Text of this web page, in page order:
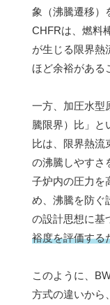
象（沸騰遷移）
CHFRは、燃料
が生じる限界熱
ほど余裕がある
一方、加圧水型
騰限界）比」と
比は、限界熱流
の沸騰しやすさ
子炉内の圧力を
め、沸騰を防ぐ
の設計思想に基
裕度を評価する
このように、
方式の違いから